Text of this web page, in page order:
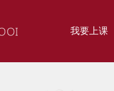
我要上课